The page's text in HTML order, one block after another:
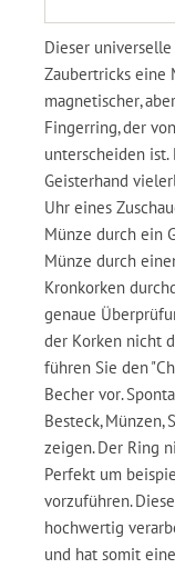
Dieser
Zaubertricks eine
magnetischer,
Fingerring, der
unterscheiden
Geisterhand
Uhr eines
Münze durch ein
Münze durch
Kronkorken
genaue
der Korken nicht
führen Sie den
Becher vor.
Besteck, Münzen,
zeigen. Der Ring
Perfekt um
vorzuführen.
hochwertig
und hat somit